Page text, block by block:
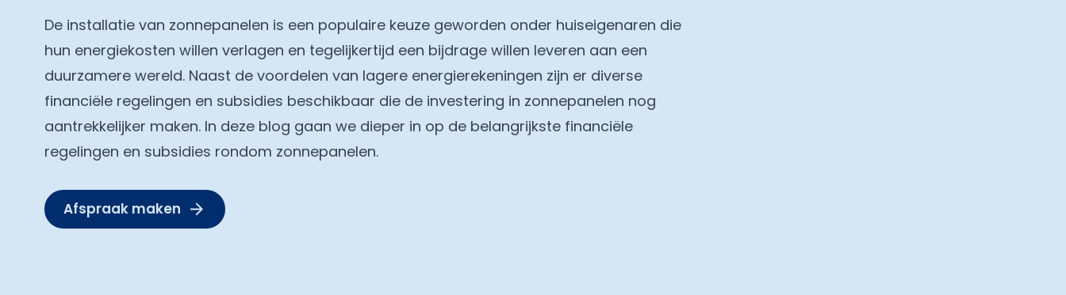
De installatie van zonnepanelen is een populaire keuze geworden onder huiseigenaren die
hun energiekosten willen verlagen en tegelijkertijd een bijdrage willen leveren aan een
duurzamere wereld. Naast de voordelen van lagere energierekeningen zijn er diverse
financiële regelingen en subsidies beschikbaar die de investering in zonnepanelen nog
aantrekkelijker maken. In deze blog gaan we dieper in op de belangrijkste financiële
regelingen en subsidies rondom zonnepanelen.
Afspraak maken